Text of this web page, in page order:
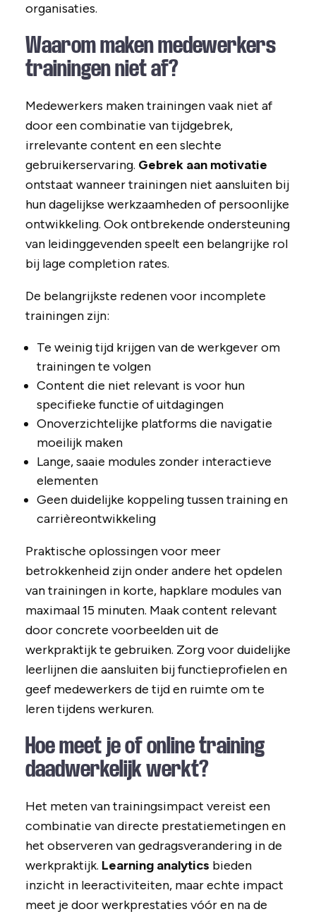
organisaties.
Waarom maken medewerkers
trainingen niet af?
Medewerkers maken trainingen vaak niet af
door een combinatie van tijdgebrek,
irrelevante content en een slechte
gebruikerservaring. Gebrek aan motivatie
ontstaat wanneer trainingen niet aansluiten bij
hun dagelijkse werkzaamheden of persoonlijke
ontwikkeling. Ook ontbrekende ondersteuning
van leidinggevenden speelt een belangrijke rol
bij lage completion rates.
De belangrijkste redenen voor incomplete
trainingen zijn:
Te weinig tijd krijgen van de werkgever om
trainingen te volgen
Content die niet relevant is voor hun
specifieke functie of uitdagingen
Onoverzichtelijke platforms die navigatie
moeilijk maken
Lange, saaie modules zonder interactieve
elementen
Geen duidelijke koppeling tussen training en
carrièreontwikkeling
Praktische oplossingen voor meer
betrokkenheid zijn onder andere het opdelen
van trainingen in korte, hapklare modules van
maximaal 15 minuten. Maak content relevant
door concrete voorbeelden uit de
werkpraktijk te gebruiken. Zorg voor duidelijke
leerlijnen die aansluiten bij functieprofielen en
geef medewerkers de tijd en ruimte om te
leren tijdens werkuren.
Hoe meet je of online training
daadwerkelijk werkt?
Het meten van trainingsimpact vereist een
combinatie van directe prestatiemetingen en
het observeren van gedragsverandering in de
werkpraktijk. Learning analytics bieden
inzicht in leeractiviteiten, maar echte impact
meet je door werkprestaties vóór en na de